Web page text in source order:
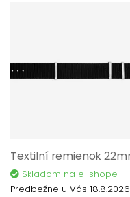
Skladom na e-shope
Predbežne u Vás 18.8.2026